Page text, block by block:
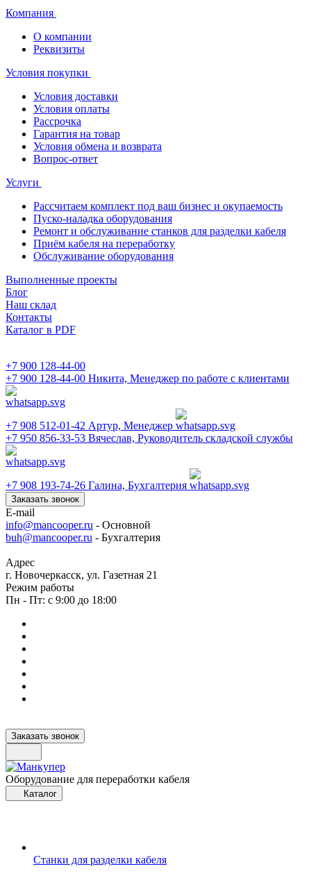
Компания
О компании
Реквизиты
Условия покупки
Условия доставки
Условия оплаты
Рассрочка
Гарантия на товар
Условия обмена и возврата
Вопрос-ответ
Услуги
Рассчитаем комплект под ваш бизнес и окупаемость
Пуско-наладка оборудования
Ремонт и обслуживание станков для разделки кабеля
Приём кабеля на переработку
Обслуживание оборудования
Выполненные проекты
Блог
Наш склад
Контакты
Каталог в PDF
+7 900 128-44-00
+7 900 128-44-00 Никита, Менеджер по работе с клиентами
+7 908 512-01-42 Артур, Менеджер
+7 950 856-33-53 Вячеслав, Руководитель складской службы
+7 908 193-74-26 Галина, Бухгалтерия
Заказать звонок
E-mail
info@mancooper.ru - Основной
buh@mancooper.ru - Бухгалтерия
Адрес
г. Новочеркасск, ул. Газетная 21
Режим работы
Пн - Пт: с 9:00 до 18:00
Заказать звонок
Оборудование для переработки кабеля
Каталог
Станки для разделки кабеля